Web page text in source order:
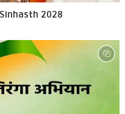
Sinhasth 2028